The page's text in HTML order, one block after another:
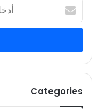
بريدك
الإلكتروني
Categories